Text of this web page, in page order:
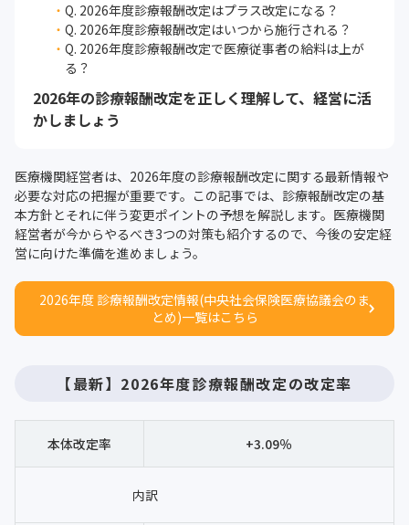
Q. 2026年度診療報酬改定はプラス改定になる？
Q. 2026年度診療報酬改定はいつから施行される？
Q. 2026年度診療報酬改定で医療従事者の給料は上が
る？
2026年の診療報酬改定を正しく理解して、経営に活
かしましょう
医療機関経営者は、2026年度の診療報酬改定に関する最新情報や
必要な対応の把握が重要です。この記事では、診療報酬改定の基
本方針とそれに伴う変更ポイントの予想を解説します。医療機関
経営者が今からやるべき3つの対策も紹介するので、今後の安定経
営に向けた準備を進めましょう。
2026年度 診療報酬改定情報(中央社会保険医療協議会のま
とめ)一覧はこちら
【最新】2026年度診療報酬改定の改定率
本体改定率 +3.09％
内訳